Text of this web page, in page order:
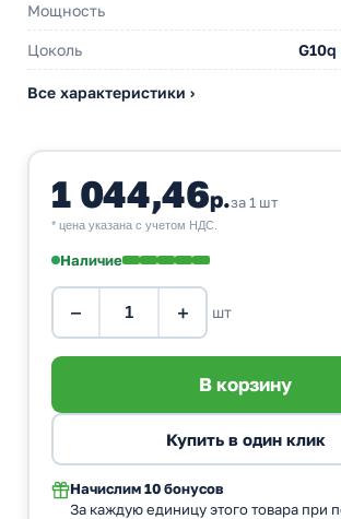
Мощность
Цоколь G10q
Все характеристики ›
1 044,46р.за 1 шт
* цена указана с учетом НДС.
Наличие
− + шт
Начислим 10 бонусов
За каждую единицу этого товара при